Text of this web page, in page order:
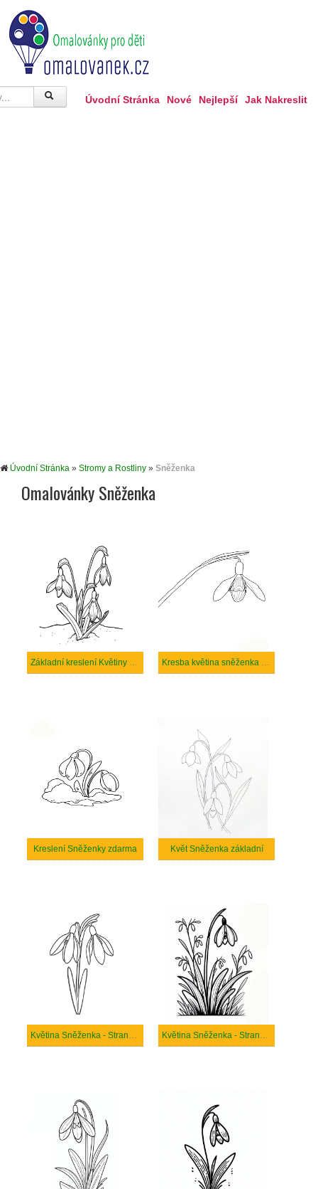
Úvodní Stránka Nové Nejlepší Jak Nakreslit
Úvodní Stránka » Stromy a Rostliny » Sněženka
Omalovánky Sněženka
Základní kreslení Květiny Sněženky Kresba květina sněženka jednoduchá
Kreslení Sněženky zdarma Květ Sněženka základní
Květina Sněženka - Strana 1 Květina Sněženka - Strana 2